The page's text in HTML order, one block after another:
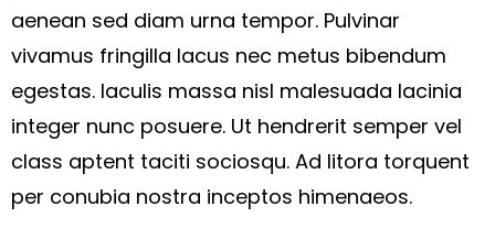
aenean sed diam urna tempor. Pulvinar
vivamus fringilla lacus nec metus bibendum
egestas. Iaculis massa nisl malesuada lacinia
integer nunc posuere. Ut hendrerit semper vel
class aptent taciti sociosqu. Ad litora torquent
per conubia nostra inceptos himenaeos.